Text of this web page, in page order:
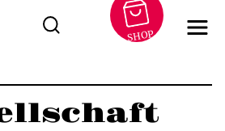
SHOP